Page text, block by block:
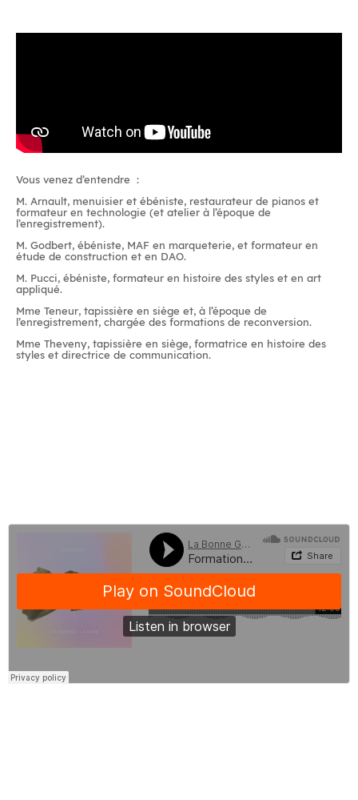
Vous venez d’entendre :
M. Arnault, menuisier et ébéniste, restaurateur de pianos et
formateur en technologie (et atelier à l’époque de
l’enregistrement).
M. Godbert, ébéniste, MAF en marqueterie, et formateur en
étude de construction et en DAO.
M. Pucci, ébéniste, formateur en histoire des styles et en art
appliqué.
Mme Teneur, tapissière en siège et, à l’époque de
l’enregistrement, chargée des formations de reconversion.
Mme Theveny, tapissière en siège, formatrice en histoire des
styles et directrice de communication.